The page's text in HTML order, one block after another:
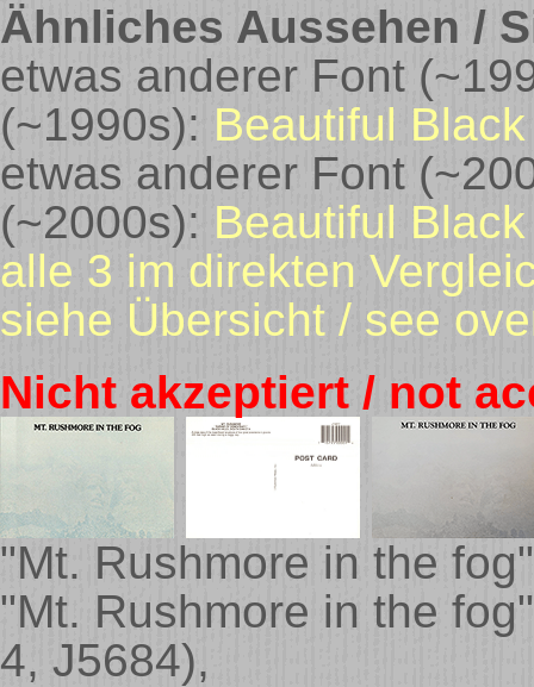
Ähnliches Aussehen /
etwas anderer Font
(~1990s): Beautiful
etwas anderer Font
(~2000s): Beautiful
alle 3 im direkten
siehe Übersicht / see
Nicht akzeptiert / not
"Mt. Rushmore in the
"Mt. Rushmore in the
4, J5684),